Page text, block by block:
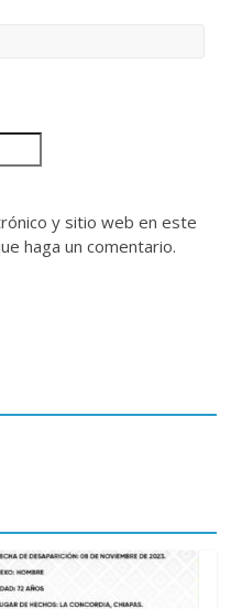
y sitio web en este
haga un comentario.